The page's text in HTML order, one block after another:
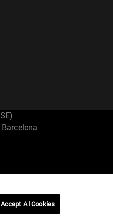
Barcelona
Accept All Cookies